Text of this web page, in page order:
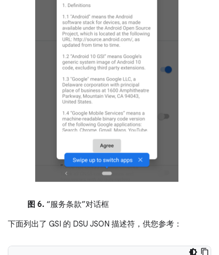
图 6. “服务条款”对话框
下面列出了 GSI 的 DSU JSON 描述符，供您参考：